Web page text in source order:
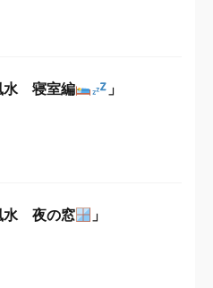
水 寝室編 」
水 夜の窓 」